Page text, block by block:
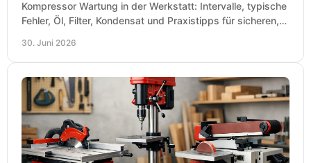
Kompressor Wartung in der Werkstatt: Intervalle, typische
Fehler, Öl, Filter, Kondensat und Praxistipps für sicheren,
30. Juni 2026